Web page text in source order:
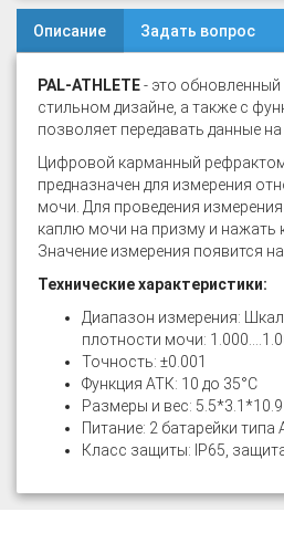
Описание Задать вопрос
PAL-ATHLETE- это
стильном дизайне, а также с
позволяет передавать данные
Цифровой карманный
предназначен для измерения
мочи. Для проведения
каплю мочи на призму и нажать
Значение измерения появится на
Технические характеристики:
Диапазон измерения:
плотности мочи:
Точность: ±0.001
Функция АТК: 10 до 35°C
Размеры и вес:
Питание: 2 батарейки типа
Класс защиты: IP65,